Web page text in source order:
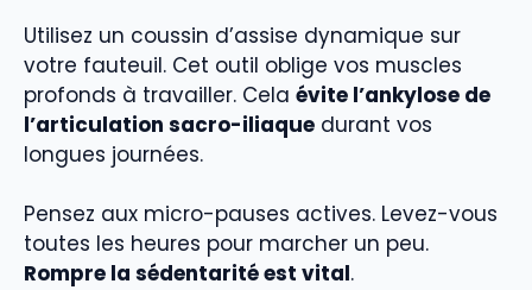
Utilisez un coussin d’assise dynamique sur
votre fauteuil. Cet outil oblige vos muscles
profonds à travailler. Cela évite l’ankylose de
l’articulation sacro-iliaque durant vos
longues journées.
Pensez aux micro-pauses actives. Levez-vous
toutes les heures pour marcher un peu.
Rompre la sédentarité est vital.